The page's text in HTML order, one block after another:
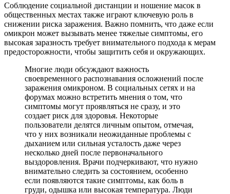
Соблюдение социальной дистанции и ношение масок в
общественных местах также играют ключевую роль в
снижении риска заражения. Важно помнить, что даже если
омикрон может вызывать менее тяжелые симптомы, его
высокая заразность требует внимательного подхода к мерам
предосторожности, чтобы защитить себя и окружающих.
Многие люди обсуждают важность
своевременного распознавания осложнений после
заражения омикроном. В социальных сетях и на
форумах можно встретить мнения о том, что
симптомы могут проявляться не сразу, и это
создает риск для здоровья. Некоторые
пользователи делятся личным опытом, отмечая,
что у них возникали неожиданные проблемы с
дыханием или сильная усталость даже через
несколько дней после первоначального
выздоровления. Врачи подчеркивают, что нужно
внимательно следить за состоянием, особенно
если появляются такие симптомы, как боль в
груди, одышка или высокая температура. Люди